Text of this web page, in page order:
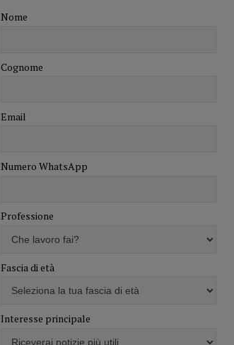
Nome
Cognome
Email
Numero WhatsApp
Professione
Fascia di età
Interesse principale